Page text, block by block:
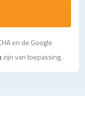
en de Google
zijn van toepassing.